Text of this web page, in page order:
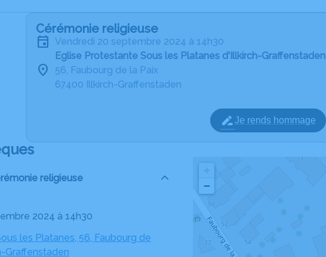
Cérémonie religieuse
vendredi 20 septembre 2024 à 14h30
Eglise Protestante Sous les Platanes d'Illkirch-Graffenstaden
56, Faubourg de la Paix
67400 Illkirch-Graffenstaden
Je rends hommage
religieuse
2024 à 14h30
les Platanes, 56, Faubourg de
Graffenstaden
−